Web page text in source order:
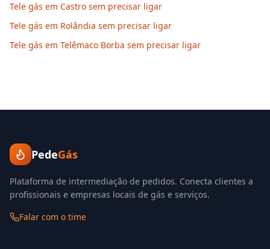
Tele gás em Castro sem precisar ligar
Tele gás em Rolândia sem precisar ligar
Tele gás em Telêmaco Borba sem precisar ligar
PedeGás
Plataforma de intermediação de pedidos. Conecta clientes a
profissionais e empresas locais de gás e serviços.
Falar com o time